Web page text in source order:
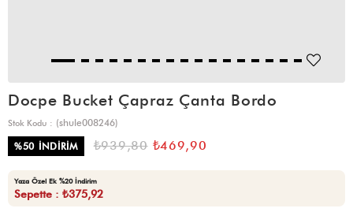
Docpe Bucket Çapraz Çanta Bordo
Stok Kodu
(shule008246)
%50 İNDIRIM ₺939,80 ₺469,90
Yaza Özel Ek %20 İndirim
Sepette : ₺375,92